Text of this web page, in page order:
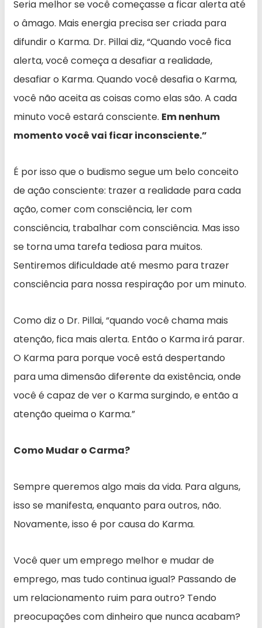
Seria melhor se você começasse a ficar alerta até
o âmago. Mais energia precisa ser criada para
difundir o Karma. Dr. Pillai diz, “Quando você fica
alerta, você começa a desafiar a realidade,
desafiar o Karma. Quando você desafia o Karma,
você não aceita as coisas como elas são. A cada
minuto você estará consciente. Em nenhum
momento você vai ficar inconsciente.”
É por isso que o budismo segue um belo conceito
de ação consciente: trazer a realidade para cada
ação, comer com consciência, ler com
consciência, trabalhar com consciência. Mas isso
se torna uma tarefa tediosa para muitos.
Sentiremos dificuldade até mesmo para trazer
consciência para nossa respiração por um minuto.
Como diz o Dr. Pillai, “quando você chama mais
atenção, fica mais alerta. Então o Karma irá parar.
O Karma para porque você está despertando
para uma dimensão diferente da existência, onde
você é capaz de ver o Karma surgindo, e então a
atenção queima o Karma.”
Como Mudar o Carma?
Sempre queremos algo mais da vida. Para alguns,
isso se manifesta, enquanto para outros, não.
Novamente, isso é por causa do Karma.
Você quer um emprego melhor e mudar de
emprego, mas tudo continua igual? Passando de
um relacionamento ruim para outro? Tendo
preocupações com dinheiro que nunca acabam?